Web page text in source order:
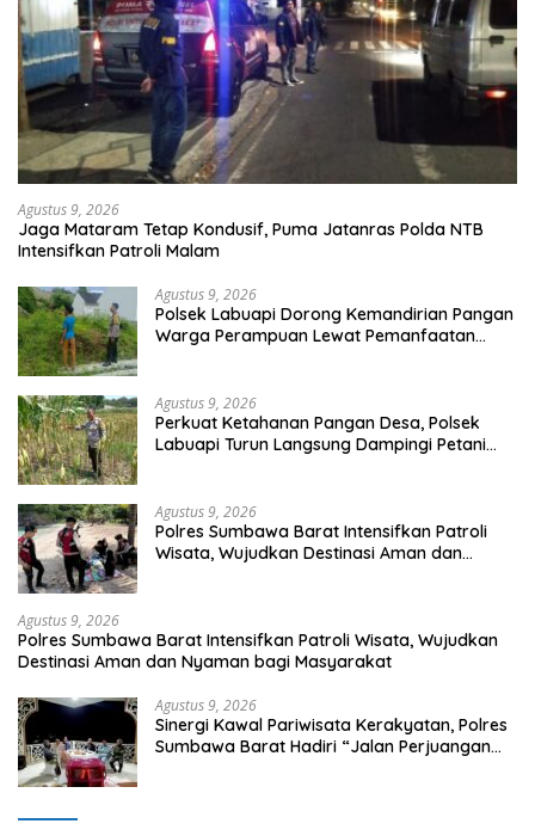
Agustus 9, 2026
Jaga Mataram Tetap Kondusif, Puma Jatanras Polda NTB
Intensifkan Patroli Malam
Agustus 9, 2026
Polsek Labuapi Dorong Kemandirian Pangan
Warga Perampuan Lewat Pemanfaatan
Agustus 9, 2026
Perkuat Ketahanan Pangan Desa, Polsek
Labuapi Turun Langsung Dampingi Petani
Agustus 9, 2026
Polres Sumbawa Barat Intensifkan Patroli
Wisata, Wujudkan Destinasi Aman dan
Agustus 9, 2026
Polres Sumbawa Barat Intensifkan Patroli Wisata, Wujudkan
Destinasi Aman dan Nyaman bagi Masyarakat
Agustus 9, 2026
Sinergi Kawal Pariwisata Kerakyatan, Polres
Sumbawa Barat Hadiri “Jalan Perjuangan